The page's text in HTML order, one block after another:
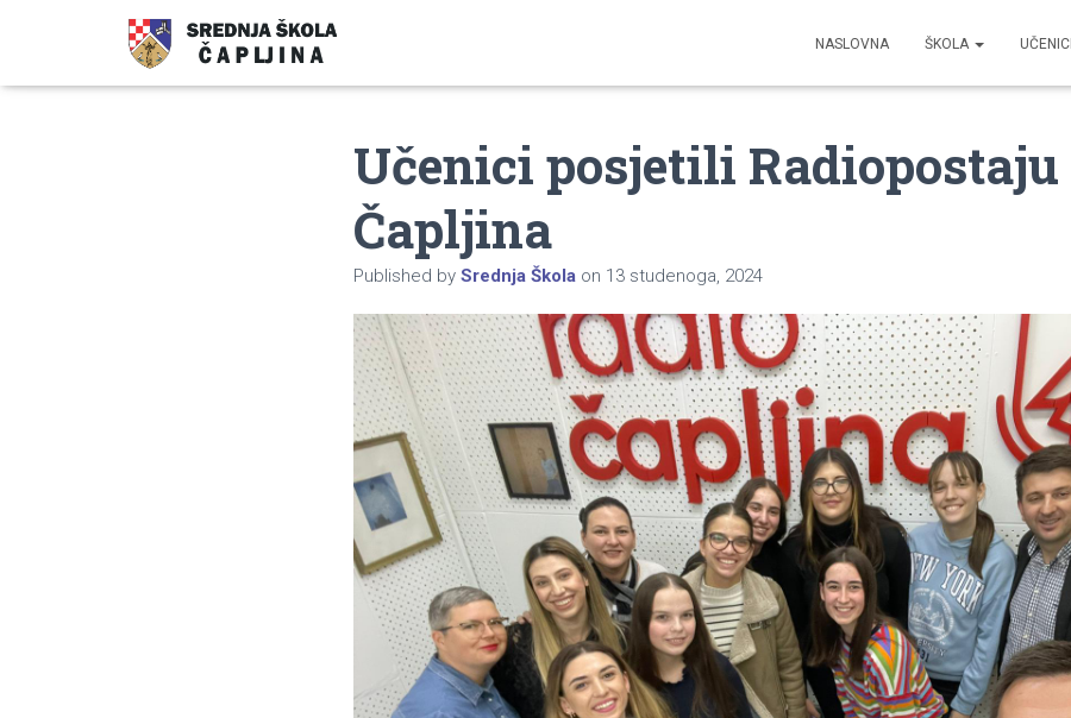
NASLOVNA ŠKOLA UČENICI
Učenici posjetili Radiopostaju
Čapljina
Published by Srednja Škola on 13 studenoga, 2024